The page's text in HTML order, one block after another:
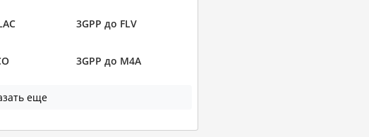
3GPP до FLV
3GPP до M4A
еще